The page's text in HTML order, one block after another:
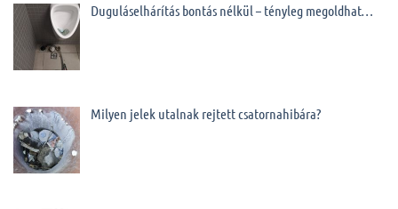
Duguláselhárítás bontás nélkül – tényleg megoldhat…
Milyen jelek utalnak rejtett csatornahibára?